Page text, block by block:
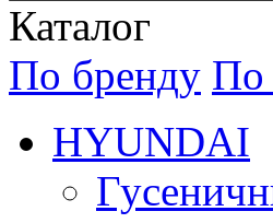
Каталог
По бренду По
HYUNDAI